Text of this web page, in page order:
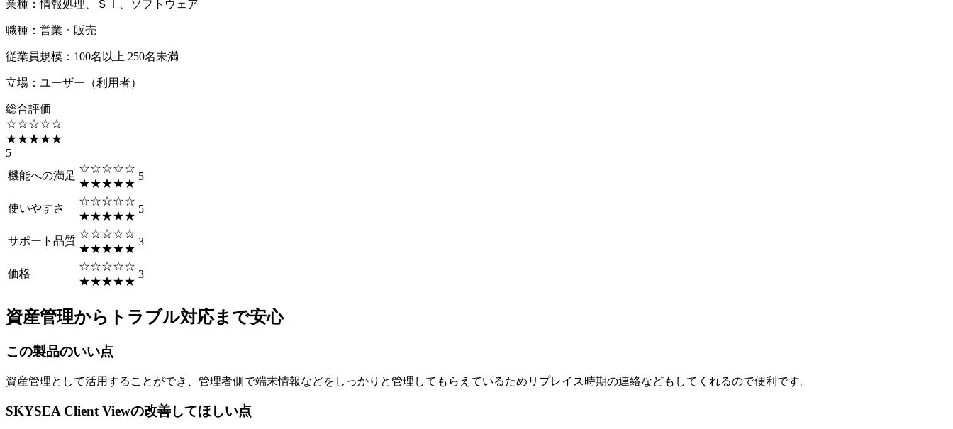
業種 ：情報処理、ＳＩ、ソフトウェア
職種 ： 営業・販売
従業員規模 ： 100名以上 250名未満
立場 ： ユーザー（利用者）
総合評価
☆☆☆☆☆
★★★★★
5
機能への満足
☆☆☆☆☆
★★★★★
5
使いやすさ
☆☆☆☆☆
★★★★★
5
サポート品質
☆☆☆☆☆
★★★★★
3
価格
☆☆☆☆☆
★★★★★
3
資産管理からトラブル対応まで安心
この製品のいい点
資産管理として活用することができ、管理者側で端末情報などをしっかりと管理してもらえているためリプレイス時期の連絡などもしてくれるので便利です。
SKYSEA Client Viewの改善してほしい点